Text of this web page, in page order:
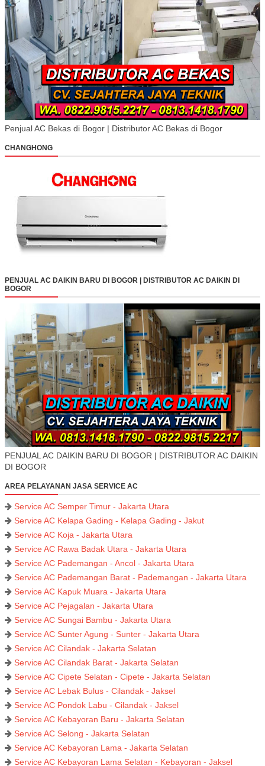
Penjual AC Bekas di Bogor | Distributor AC Bekas di Bogor
CHANGHONG
PENJUAL AC DAIKIN BARU DI BOGOR | DISTRIBUTOR AC DAIKIN DI
BOGOR
PENJUAL AC DAIKIN BARU DI BOGOR | DISTRIBUTOR AC DAIKIN
DI BOGOR
AREA PELAYANAN JASA SERVICE AC
Service AC Semper Timur - Jakarta Utara
Service AC Kelapa Gading - Kelapa Gading - Jakut
Service AC Koja - Jakarta Utara
Service AC Rawa Badak Utara - Jakarta Utara
Service AC Pademangan - Ancol - Jakarta Utara
Service AC Pademangan Barat - Pademangan - Jakarta Utara
Service AC Kapuk Muara - Jakarta Utara
Service AC Pejagalan - Jakarta Utara
Service AC Sungai Bambu - Jakarta Utara
Service AC Sunter Agung - Sunter - Jakarta Utara
Service AC Cilandak - Jakarta Selatan
Service AC Cilandak Barat - Jakarta Selatan
Service AC Cipete Selatan - Cipete - Jakarta Selatan
Service AC Lebak Bulus - Cilandak - Jaksel
Service AC Pondok Labu - Cilandak - Jaksel
Service AC Kebayoran Baru - Jakarta Selatan
Service AC Selong - Jakarta Selatan
Service AC Kebayoran Lama - Jakarta Selatan
Service AC Kebayoran Lama Selatan - Kebayoran - Jaksel